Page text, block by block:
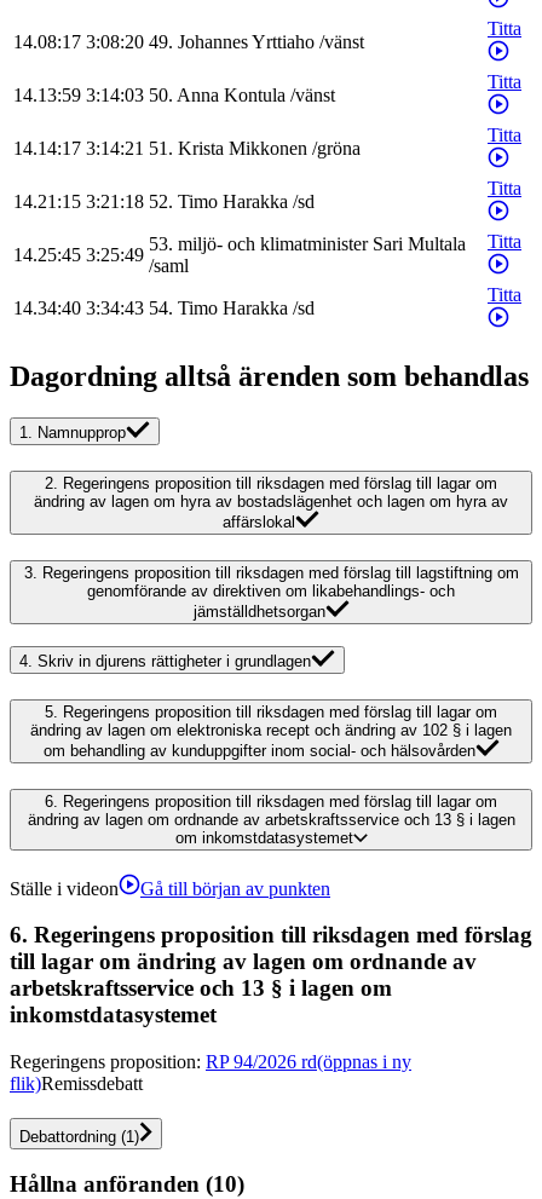
14.08:17 3:08:20 49. JohannesYrttiaho /vänst
Titta
14.13:59 3:14:03 50. Anna Kontula /vänst
Titta
14.14:17 3:14:21 51. Krista Mikkonen /gröna
Titta
14.21:15 3:21:18 52. Timo Harakka /sd
Titta
14.25:45 3:25:49
53. miljö- och klimatminister Sari Multala
/saml
Titta
14.34:40 3:34:43 54. Timo Harakka /sd
Titta
Dagordning alltså ärenden som behandlas
1. Namnupprop
2. Regeringens proposition till riksdagen med förslag till lagar om
ändring av lagen om hyra av bostadslägenhet och lagen om hyra av
affärslokal
3. Regeringens proposition till riksdagen med förslag till lagstiftning om
genomförande av direktiven om likabehandlings- och
jämställdhetsorgan
4. Skriv in djurens rättigheter i grundlagen
5. Regeringens proposition till riksdagen med förslag till lagar om
ändring av lagen om elektroniska recept och ändring av 102 § i lagen
om behandling av kunduppgifter inom social- och hälsovården
6.
Regeringens proposition till riksdagen med förslag till lagar om
ändring av lagen om ordnande av arbetskraftsservice och 13 § i lagen
om inkomstdatasystemet
Ställe i videon Gå till början av punkten
6. Regeringens proposition till riksdagen med förslag
till lagar om ändring av lagen om ordnande av
arbetskraftsservice och 13 § i lagen om
inkomstdatasystemet
Regeringens proposition: RP 94/2026 rd(öppnas i ny
flik)Remissdebatt
Debattordning (1 )
Hållna anföranden (10)